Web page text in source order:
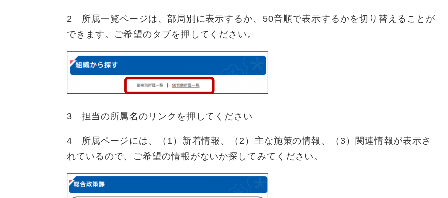
2 所属一覧ページは、部局別に表示するか、50音順で表示するかを切り替えることが
できます。ご希望のタブを押してください。
3 担当の所属名のリンクを押してください
4 所属ページには、（1）新着情報、（2）主な施策の情報、（3）関連情報が表示さ
れているので、ご希望の情報がないか探してみてください。